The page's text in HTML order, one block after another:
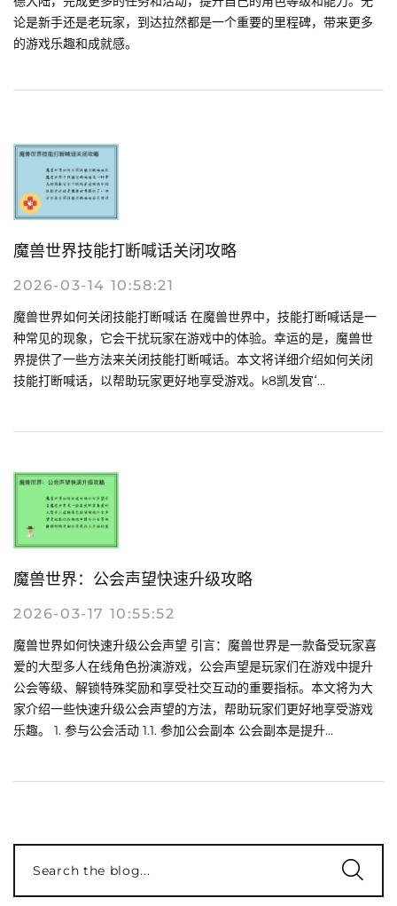
论是新手还是老玩家，到达拉然都是一个重要的里程碑，带来更多
的游戏乐趣和成就感。
魔兽世界技能打断喊话关闭攻略
2026-03-14 10:58:21
魔兽世界如何关闭技能打断喊话 在魔兽世界中，技能打断喊话是一
种常见的现象，它会干扰玩家在游戏中的体验。幸运的是，魔兽世
界提供了一些方法来关闭技能打断喊话。本文将详细介绍如何关闭
技能打断喊话，以帮助玩家更好地享受游戏。k8凯发官ߵ...
魔兽世界：公会声望快速升级攻略
2026-03-17 10:55:52
魔兽世界如何快速升级公会声望 引言：魔兽世界是一款备受玩家喜
爱的大型多人在线角色扮演游戏，公会声望是玩家们在游戏中提升
公会等级、解锁特殊奖励和享受社交互动的重要指标。本文将为大
家介绍一些快速升级公会声望的方法，帮助玩家们更好地享受游戏
乐趣。 1. 参与公会活动 1.1. 参加公会副本 公会副本是提升...
Search the blog...